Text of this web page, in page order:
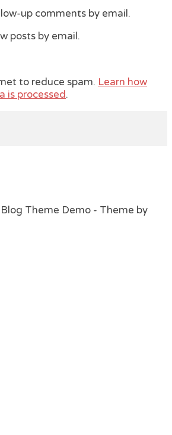
up comments by email.
posts by email.
to reduce spam. Learn how
is processed.
Theme Demo - Theme by